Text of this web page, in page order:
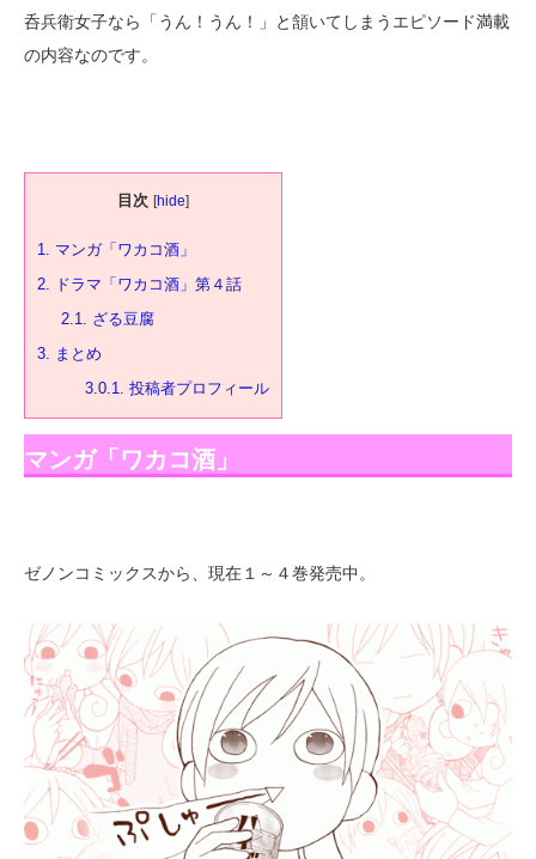
呑兵衛女子なら「うん！うん！」と頷いてしまうエピソード満載
の内容なのです。
目次 [hide]
1. マンガ「ワカコ酒」
2. ドラマ「ワカコ酒」第４話
2.1. ざる豆腐
3. まとめ
3.0.1. 投稿者プロフィール
マンガ「ワカコ酒」
ゼノンコミックスから、現在１～４巻発売中。